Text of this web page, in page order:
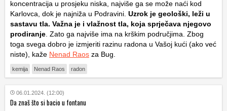
koncentracija u prosjeku niska, najviše ga se može naći kod
Karlovca, dok je najniža u Podravini. Uzrok je geološki, leži u
sastavu tla. Važna je i vlažnost tla, koja sprječava njegovo
prodiranje . Zato ga najviše ima na krškim područjima. Zbog
toga svega dobro je izmjeriti razinu radona u Vašoj kući (ako već
niste), kaže Nenad Raos za Bug.
kemija Nenad Raos radon
06.01.2024. (12:00)
Da znaš što si bacio u fontanu